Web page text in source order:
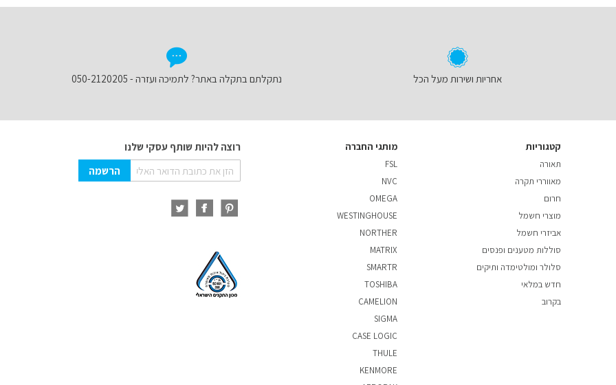
נתקלתם בתקלה באתר? לתמיכה ועזרה - 050-2120205 אחריות ושירות מעל הכל
קטגוריות
תאורה
מאווררי תקרה
חרום
מוצרי חשמל
אביזרי חשמל
סוללות מטענים ופנסים
סלולר ומולטימדה ותיקים
חדש במלאי
בקרוב
מותגי החברה
FSL
NVC
OMEGA
WESTINGHOUSE
NORTHER
MATRIX
SMARTR
TOSHIBA
CAMELION
SIGMA
CASE LOGIC
THULE
KENMORE
רוצה להיות שותף עסקי שלנו
Sign
Up
Our
הרשמה